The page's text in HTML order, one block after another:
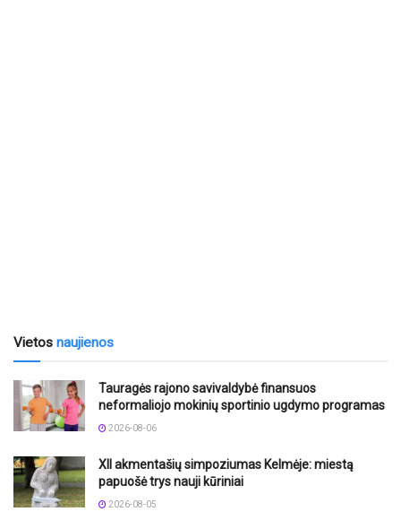
Vietos naujienos
Tauragės rajono savivaldybė finansuos
neformaliojo mokinių sportinio ugdymo programas
2026-08-06
XII akmentašių simpoziumas Kelmėje: miestą
papuošė trys nauji kūriniai
2026-08-05